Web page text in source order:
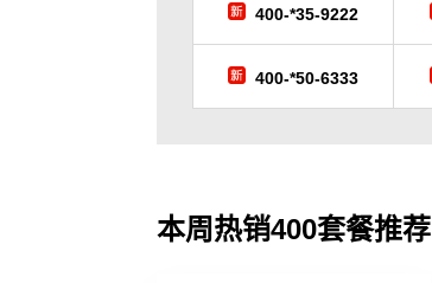
400-*35-9222
400-*50-6333
本周热销400套餐推荐